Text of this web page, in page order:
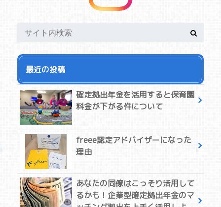
最近の投稿
確定拠出年金を活用すると保育園
料金が下がる件について
freee認定アドバイザーになった
理由
あなたの同僚はこっそり活用して
るかも！企業型確定拠出年金のマ